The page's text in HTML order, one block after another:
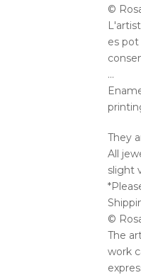
©
es pot
...
They
All
slight
©
The
work